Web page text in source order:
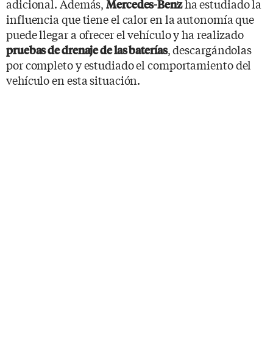
adicional. Además,Mercedes-Benzha estudiado la
influencia que tiene el calor en la autonomía que
puede llegar a ofrecer el vehículo y ha realizado
pruebas de drenaje de las baterías, descargándolas
por completo y estudiado el comportamiento del
vehículo en esta situación.